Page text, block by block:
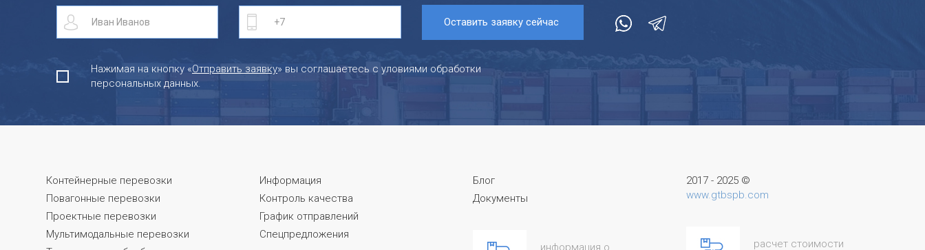
Нажимая на кнопку «Отправить заявку» вы соглашаетесь с уловиями обработки
персональных данных.
Контейнерные перевозки
Повагонные перевозки
Проектные перевозки
Мультимодальные перевозки
Информация
Контроль качества
График отправлений
Спецпредложения
Блог
Документы
информация о
2017 - 2025 ©
www.gtbspb.com
расчет стоимости